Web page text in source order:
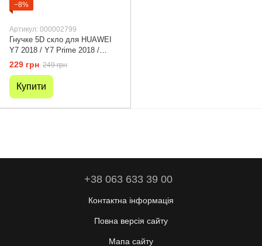
−8%
Артикул: 000002799
Гнучке 5D скло для HUAWEI
Y7 2018 / Y7 Prime 2018 /
Honor 7C Black - Чи не б'ється і
не тріскається
229 грн 249 грн
Купити
+38 063 633 39 00
Контактна інформація
Повна версія сайту
Мапа сайту